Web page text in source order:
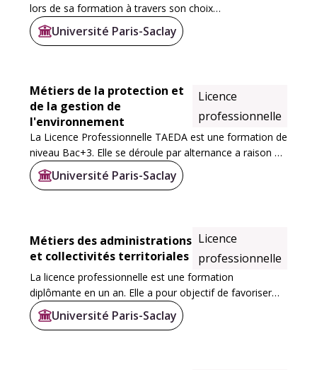
lors de sa formation à travers son choix
d'enseignement de spécialisation, son orientation de
stage / d'apprentissage dans l'un des secteurs...
Université Paris-Saclay
Métiers de la protection et
de la gestion de
l'environnement
Licence
professionnelle
La Licence Professionnelle TAEDA est une formation de
niveau Bac+3. Elle se déroule par alternance a raison de
21 semaines de cours à l'IUT d'Orsay et 31 semaines en
entreprise. Le rythme moyen de l...
Université Paris-Saclay
Métiers des administrations
et collectivités territoriales
Licence
professionnelle
La licence professionnelle est une formation
diplômante en un an. Elle a pour objectif de favoriser
votre insertion professionnelle au sein des
administrations, avec des enseignements à la fois...
Université Paris-Saclay